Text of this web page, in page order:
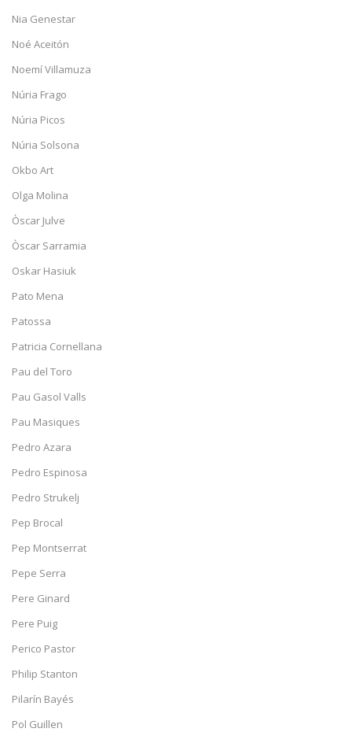
Nia Genestar
Noé Aceitón
Noemí Villamuza
Núria Frago
Núria Picos
Núria Solsona
Okbo Art
Olga Molina
Òscar Julve
Òscar Sarramia
Oskar Hasiuk
Pato Mena
Patossa
Patricia Cornellana
Pau del Toro
Pau Gasol Valls
Pau Masiques
Pedro Azara
Pedro Espinosa
Pedro Strukelj
Pep Brocal
Pep Montserrat
Pepe Serra
Pere Ginard
Pere Puig
Perico Pastor
Philip Stanton
Pilarín Bayés
Pol Guillen